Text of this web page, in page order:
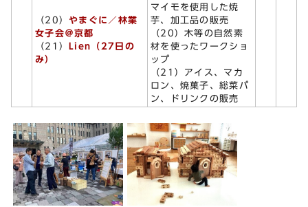
（20） やまぐに／林業
女子会＠京都
（21）
Lien（27日の
み）
マイモを使用した焼
芋、加工品の販売
（20）木等の自然素
材を使ったワークショ
ップ
（21）アイス、マカ
ロン、焼菓子、総菜パ
ン、ドリンクの販売